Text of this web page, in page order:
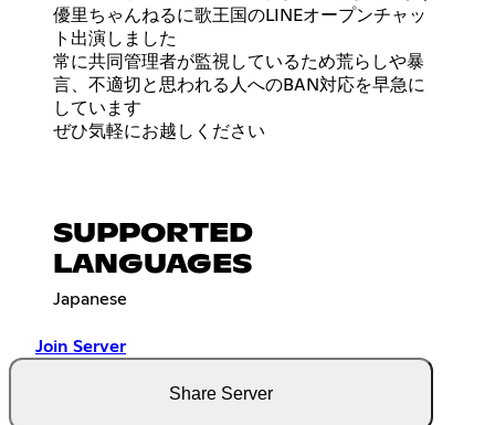
優里ちゃんねるに歌王国のLINEオープンチャッ
ト出演しました
常に共同管理者が監視しているため荒らしや暴
言、不適切と思われる人へのBAN対応を早急に
しています
ぜひ気軽にお越しください
SUPPORTED
LANGUAGES
Japanese
Join Server
Share Server